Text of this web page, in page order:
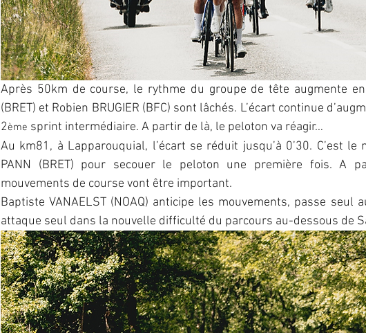
Après 50km de course, le rythme du groupe de tête augmente
(BRET) et Robien BRUGIER (BFC) sont lâchés. L’écart continue
2ème sprint intermédiaire. A partir de là, le peloton va réagir…
Au km81, à Lapparouquial, l’écart se réduit jusqu’à 0’30. C’est
PANN (BRET) pour secouer le peloton une première fois. A
mouvements de course vont être important.
Baptiste VANAELST (NOAQ) anticipe les mouvements, passe seul
attaque seul dans la nouvelle difficulté du parcours au-dessous de